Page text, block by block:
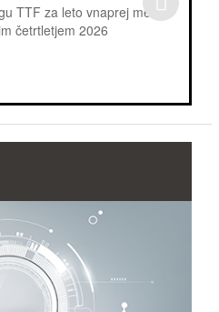
TTF za leto vnaprej med
četrtletjem 2026